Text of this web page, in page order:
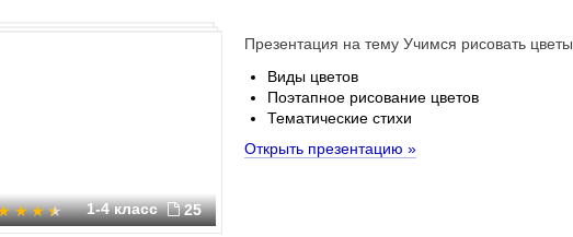
1-4 класс 25
Презентация на тему Учимся рисовать цветы
Виды цветов
Поэтапное рисование цветов
Тематические стихи
Открыть презентацию »